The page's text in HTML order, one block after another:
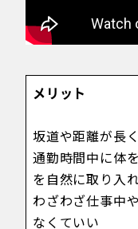
メリット
坂道や距離が長
通勤時間中に体
を自然に取り入
わざわざ仕事中
なくていい